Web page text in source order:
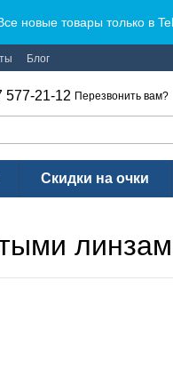
новые товары только в
Блог
577-21-12 Перезвонить вам?
Скидки на очки